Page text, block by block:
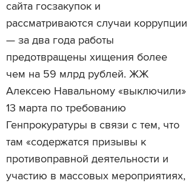
сайта госзакупок и
рассматриваются случаи коррупции
— за два года работы
предотвращены хищения более
чем на 59 млрд рублей. ЖЖ
Алексею Навальному «выключили»
13 марта по требованию
Генпрокуратуры в связи с тем, что
там «содержатся призывы к
противоправной деятельности и
участию в массовых мероприятиях,